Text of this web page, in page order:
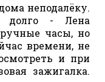
неподалёку.
долго - Лена
часы, но
времени, не
и при
зажигалка.